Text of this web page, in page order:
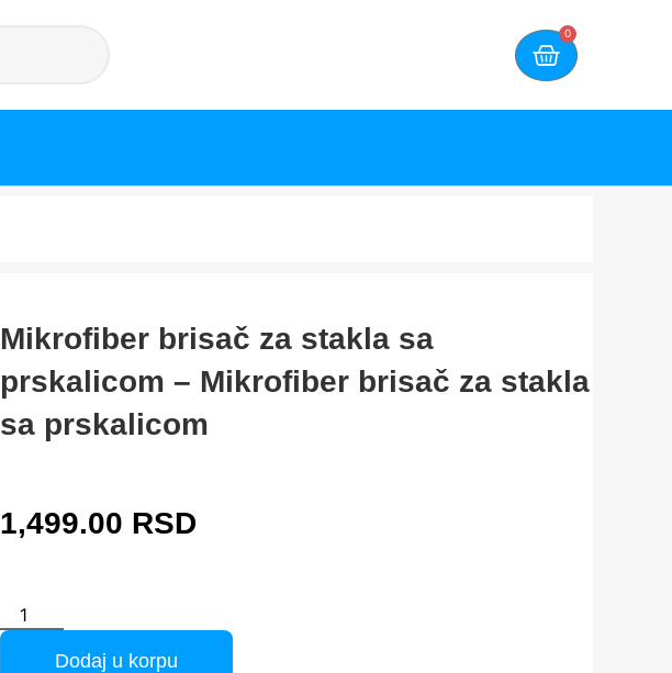
0
Mikrofiber brisač za stakla sa
prskalicom – Mikrofiber brisač za stakla
sa prskalicom
1,499.00 RSD
Dodaj u korpu